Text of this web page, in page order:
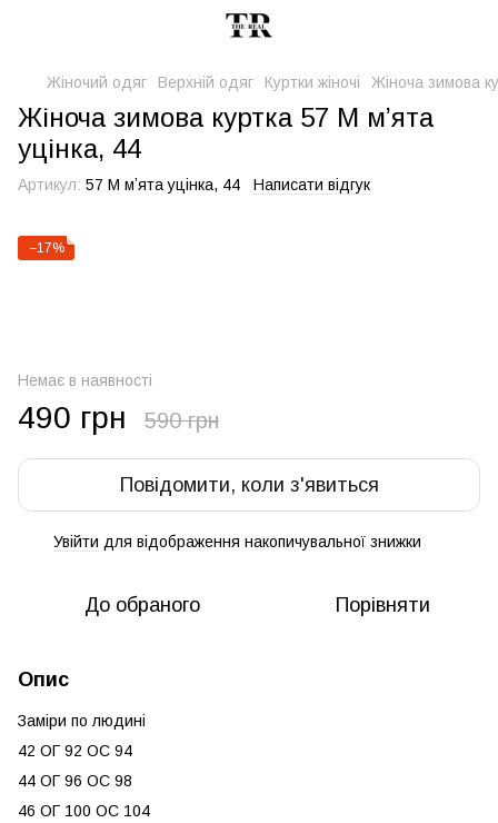
Жіночий одяг Верхній одяг Куртки жіночі Жіноча зимова
Жіноча зимова куртка 57 М мʼята
уцінка, 44
Артикул: 57 М мʼята уцінка, 44 Написати відгук
−17%
Немає в наявності
490 грн 590 грн
Повідомити, коли з'явиться
Увійти для відображення накопичувальної знижки
До обраного Порівняти
Опис
Заміри по людині
42 ОГ 92 ОС 94
44 ОГ 96 ОС 98
46 ОГ 100 ОС 104